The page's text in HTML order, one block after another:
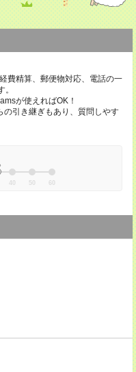
費精算、郵便物対応、電話の一
が使えればOK！
引き継ぎもあり、質問しやす
40 50 60